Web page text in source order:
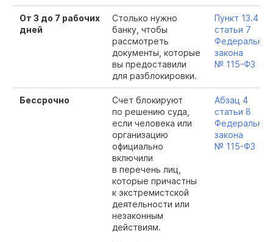
От 3 до 7 рабочих
дней
Столько нужно
банку, чтобы
рассмотреть
документы, которые
вы предоставили
для разблокировки.
Пункт 13.4
статьи 7
закона
№ 115-ФЗ
Бессрочно
Счет блокируют
по решению суда,
если человека или
организацию
официально
включили
в перечень лиц,
которые причастны
к экстремистской
деятельности или
незаконным
действиям.
Абзац 4
статьи 8
закона
№ 115-ФЗ